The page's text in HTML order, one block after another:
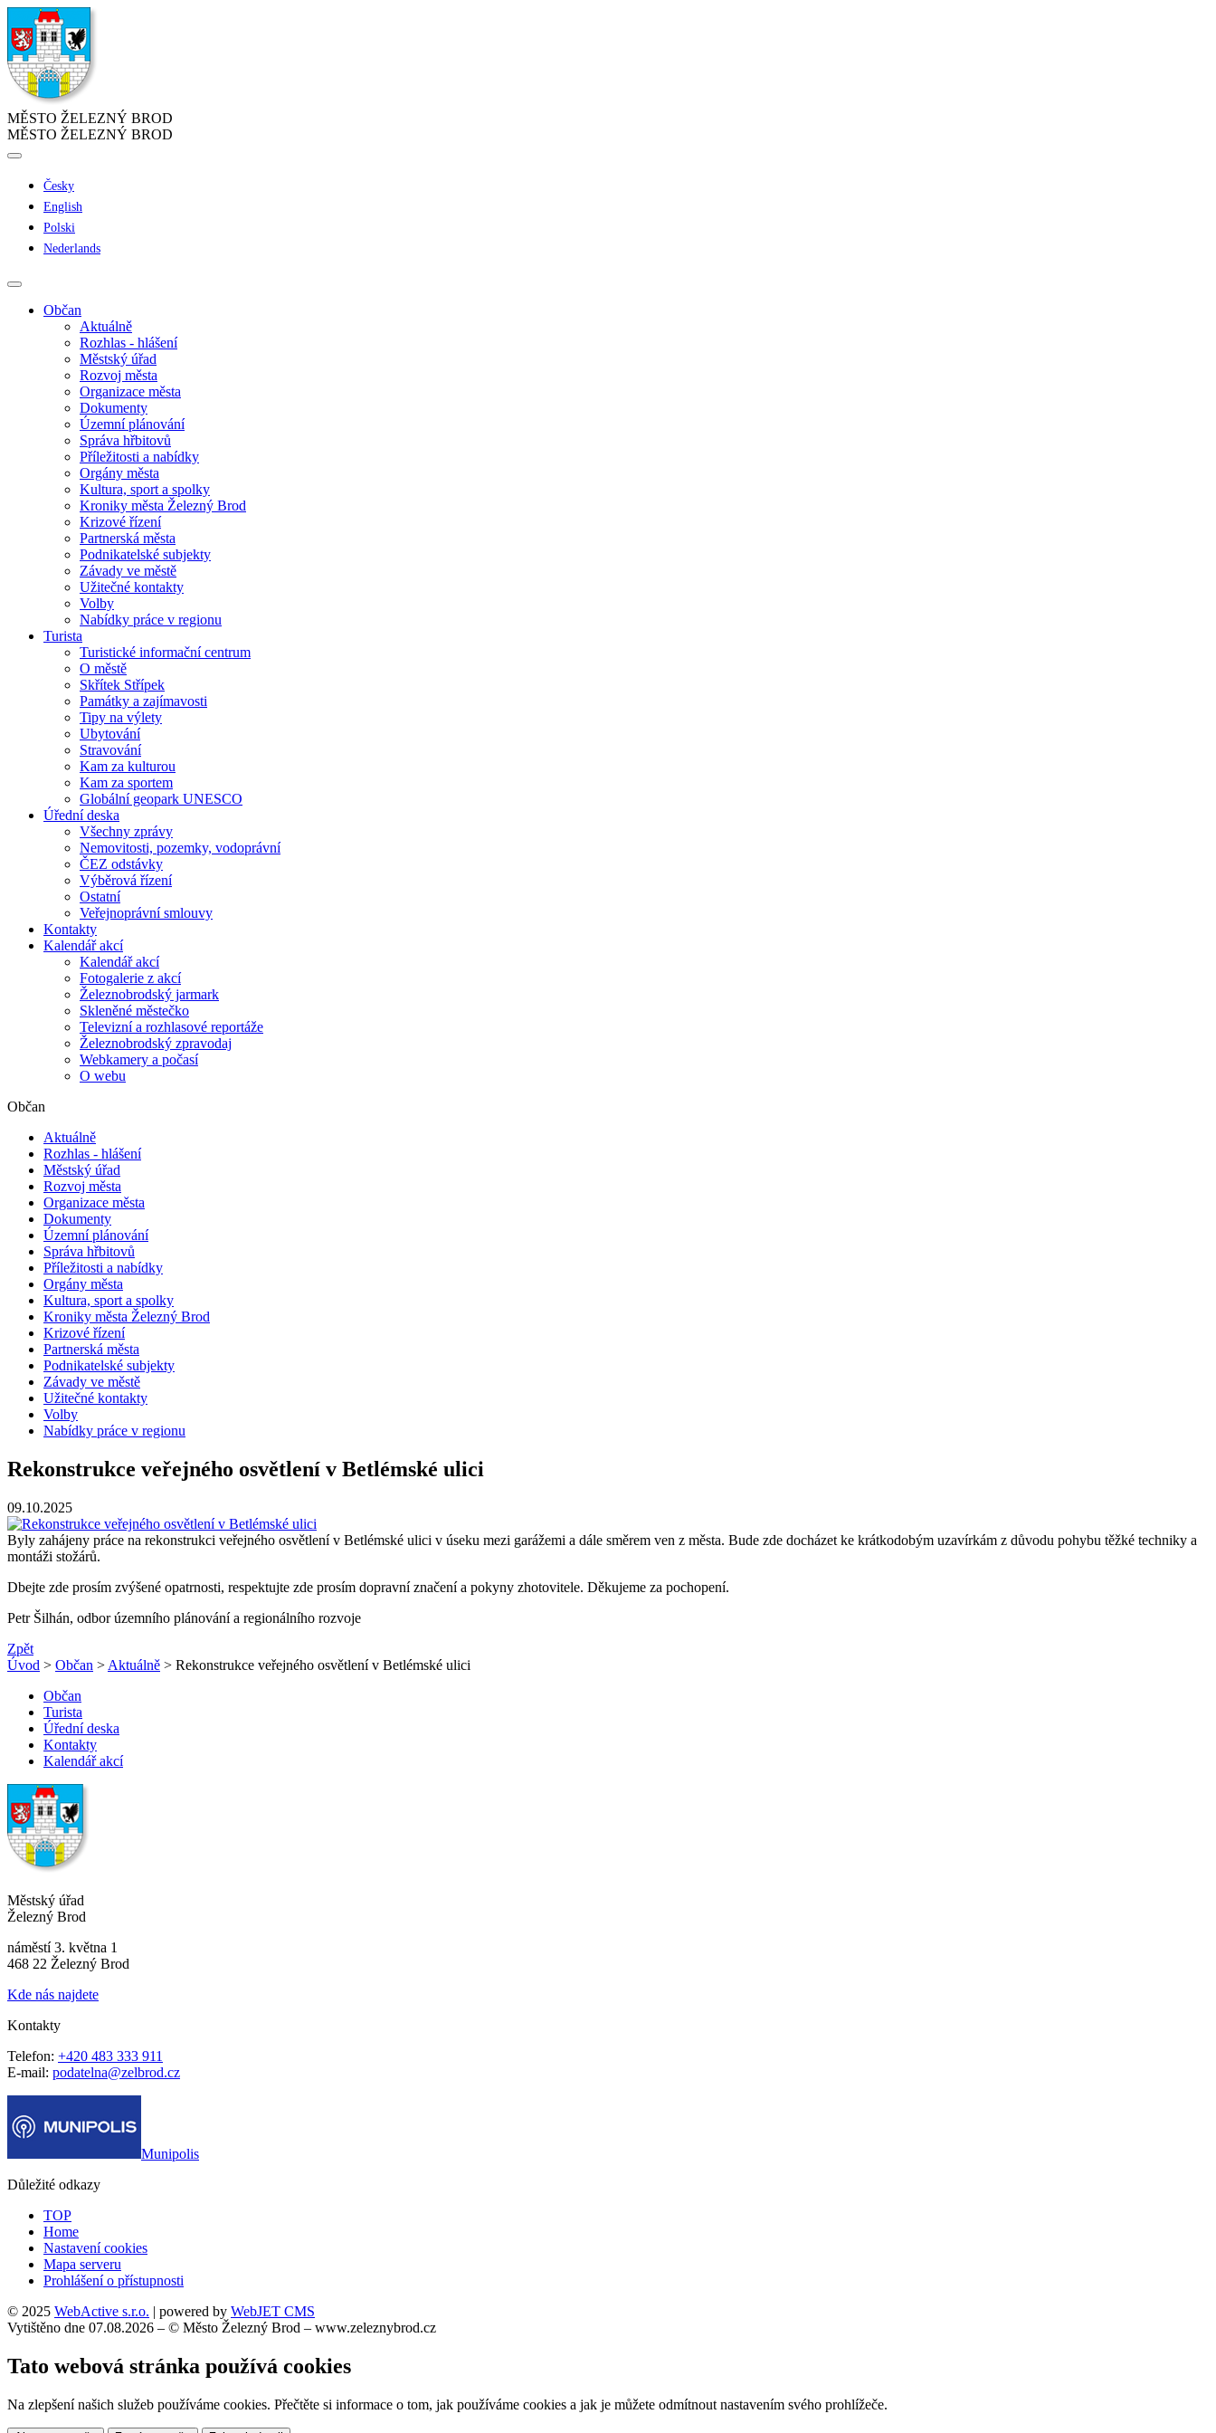
MĚSTO ŽELEZNÝ BROD
MĚSTO ŽELEZNÝ BROD
Česky
English
Polski
Nederlands
Občan
Aktuálně
Rozhlas - hlášení
Městský úřad
Rozvoj města
Organizace města
Dokumenty
Územní plánování
Správa hřbitovů
Příležitosti a nabídky
Orgány města
Kultura, sport a spolky
Kroniky města Železný Brod
Krizové řízení
Partnerská města
Podnikatelské subjekty
Závady ve městě
Užitečné kontakty
Volby
Nabídky práce v regionu
Turista
Turistické informační centrum
O městě
Skřítek Střípek
Památky a zajímavosti
Tipy na výlety
Ubytování
Stravování
Kam za kulturou
Kam za sportem
Globální geopark UNESCO
Úřední deska
Všechny zprávy
Nemovitosti, pozemky, vodoprávní
ČEZ odstávky
Výběrová řízení
Ostatní
Veřejnoprávní smlouvy
Kontakty
Kalendář akcí
Kalendář akcí
Fotogalerie z akcí
Železnobrodský jarmark
Skleněné městečko
Televizní a rozhlasové reportáže
Železnobrodský zpravodaj
Webkamery a počasí
O webu
Občan
Aktuálně
Rozhlas - hlášení
Městský úřad
Rozvoj města
Organizace města
Dokumenty
Územní plánování
Správa hřbitovů
Příležitosti a nabídky
Orgány města
Kultura, sport a spolky
Kroniky města Železný Brod
Krizové řízení
Partnerská města
Podnikatelské subjekty
Závady ve městě
Užitečné kontakty
Volby
Nabídky práce v regionu
Rekonstrukce veřejného osvětlení v Betlémské ulici
09.10.2025
Byly zahájeny práce na rekonstrukci veřejného osvětlení v Betlémské ulici v úseku mezi garážemi a dále směrem ven z města. Bude zde docházet ke krátkodobým uzavírkám z důvodu pohybu těžké techniky a
montáži stožárů.
Dbejte zde prosím zvýšené opatrnosti, respektujte zde prosím dopravní značení a pokyny zhotovitele. Děkujeme za pochopení.
Petr Šilhán, odbor územního plánování a regionálního rozvoje
Zpět
Úvod > Občan > Aktuálně > Rekonstrukce veřejného osvětlení v Betlémské ulici
Občan
Turista
Úřední deska
Kontakty
Kalendář akcí
Městský úřad
Železný Brod
náměstí 3. května 1
468 22 Železný Brod
Kde nás najdete
Kontakty
Telefon: +420 483 333 911
E-mail: podatelna@zelbrod.cz
Munipolis
Důležité odkazy
TOP
Home
Nastavení cookies
Mapa serveru
Prohlášení o přístupnosti
© 2025 WebActive s.r.o. | powered by WebJET CMS
Vytištěno dne 07.08.2026 – © Město Železný Brod – www.zeleznybrod.cz
Tato webová stránka používá cookies
Na zlepšení našich služeb používáme cookies. Přečtěte si informace o tom, jak používáme cookies a jak je můžete odmítnout nastavením svého prohlížeče.